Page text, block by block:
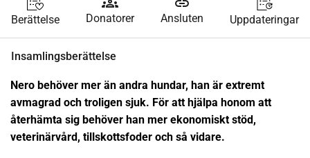
Berättelse Donatorer Ansluten Uppdateringar
Insamlingsberättelse
Nero behöver mer än andra hundar, han är extremt
avmagrad och troligen sjuk. För att hjälpa honom att
återhämta sig behöver han mer ekonomiskt stöd,
veterinärvård, tillskottsfoder och så vidare.